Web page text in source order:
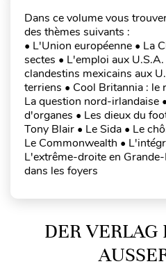
Dans ce volume vous
des thèmes suivants :
• L'Union européenne • La
sectes • L'emploi aux
clandestins mexicains aux
terriens • Cool Britannia : le
La question nord-irlandaise
d'organes • Les dieux du
Tony Blair • Le Sida • Le
Le Commonwealth •
L'extrême-droite en
dans les foyers
DER